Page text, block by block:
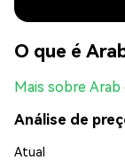
O que é
Mais sobre Arab
Análise de
Atual